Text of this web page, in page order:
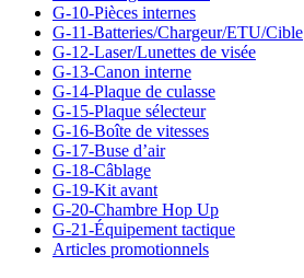
G-10-Pièces internes
G-11-Batteries/Chargeur/ETU/Cible
G-12-Laser/Lunettes de visée
G-13-Canon interne
G-14-Plaque de culasse
G-15-Plaque sélecteur
G-16-Boîte de vitesses
G-17-Buse d’air
G-18-Câblage
G-19-Kit avant
G-20-Chambre Hop Up
G-21-Équipement tactique
Articles promotionnels